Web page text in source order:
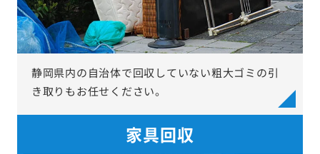
静岡県内の自治体で回収していない粗大ゴミの引
き取りもお任せください。
家具回収